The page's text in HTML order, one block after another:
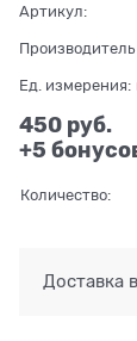
Артикул:
Производитель
Ед. измерения:
450 руб.
+5
Количество:
Доставка в